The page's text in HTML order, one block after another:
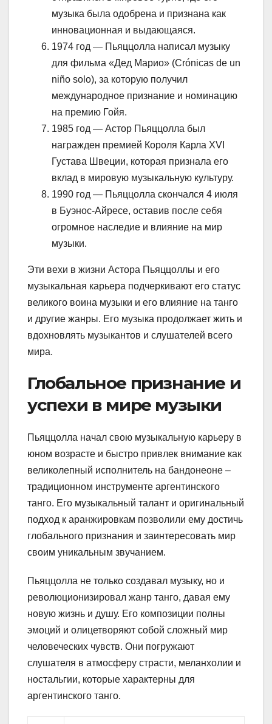
музыка была одобрена и признана как
инновационная и выдающаяся.
1974 год — Пьяццолла написал музыку
для фильма «Дед Марио» (Crónicas de un
niño solo), за которую получил
международное признание и номинацию
на премию Гойя.
1985 год — Астор Пьяццолла был
награжден премией Короля Карла XVI
Густава Швеции, которая признала его
вклад в мировую музыкальную культуру.
1990 год — Пьяццолла скончался 4 июля
в Буэнос-Айресе, оставив после себя
огромное наследие и влияние на мир
музыки.
Эти вехи в жизни Астора Пьяццоллы и его
музыкальная карьера подчеркивают его статус
великого воина музыки и его влияние на танго
и другие жанры. Его музыка продолжает жить и
вдохновлять музыкантов и слушателей всего
мира.
Глобальное признание и
успехи в мире музыки
Пьяццолла начал свою музыкальную карьеру в
юном возрасте и быстро привлек внимание как
великолепный исполнитель на бандонеоне –
традиционном инструменте аргентинского
танго. Его музыкальный талант и оригинальный
подход к аранжировкам позволили ему достичь
глобального признания и заинтересовать мир
своим уникальным звучанием.
Пьяццолла не только создавал музыку, но и
революционизировал жанр танго, давая ему
новую жизнь и душу. Его композиции полны
эмоций и олицетворяют собой сложный мир
человеческих чувств. Они погружают
слушателя в атмосферу страсти, меланхолии и
ностальгии, которые характерны для
аргентинского танго.